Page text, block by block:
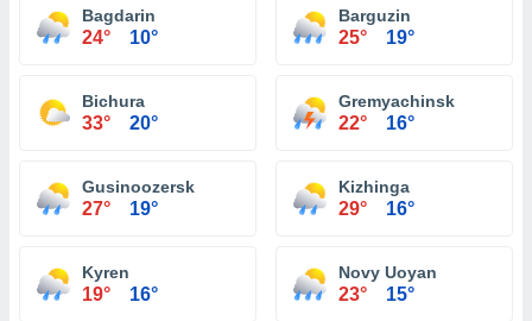
Bagdarin
24° 10°
Barguzin
25° 19°
Bichura
33° 20°
Gremyachinsk
22° 16°
Gusinoozersk
27° 19°
Kizhinga
29° 16°
Kyren
19° 16°
Novy Uoyan
23° 15°